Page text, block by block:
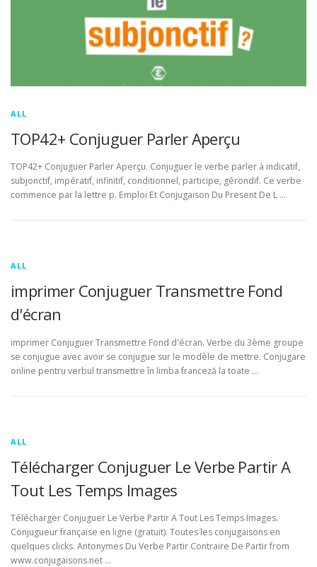
ALL
TOP42+ Conjuguer Parler Aperçu
TOP42+ Conjuguer Parler Aperçu. Conjuguer le verbe parler à indicatif,
subjonctif, impératif, infinitif, conditionnel, participe, gérondif. Ce verbe
commence par la lettre p. Emploi Et Conjugaison Du Present De L …
ALL
imprimer Conjuguer Transmettre Fond
d'écran
imprimer Conjuguer Transmettre Fond d'écran. Verbe du 3ème groupe
se conjugue avec avoir se conjugue sur le modèle de mettre. Conjugare
online pentru verbul transmettre în limba franceză la toate …
ALL
Télécharger Conjuguer Le Verbe Partir A
Tout Les Temps Images
Télécharger Conjuguer Le Verbe Partir A Tout Les Temps Images.
Conjugueur française en ligne (gratuit). Toutes les conjugaisons en
quelques clicks. Antonymes Du Verbe Partir Contraire De Partir from
www.conjugaisons.net …